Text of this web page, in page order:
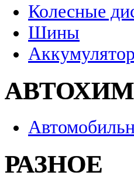
Колесные
Шины
РАЗНОЕ